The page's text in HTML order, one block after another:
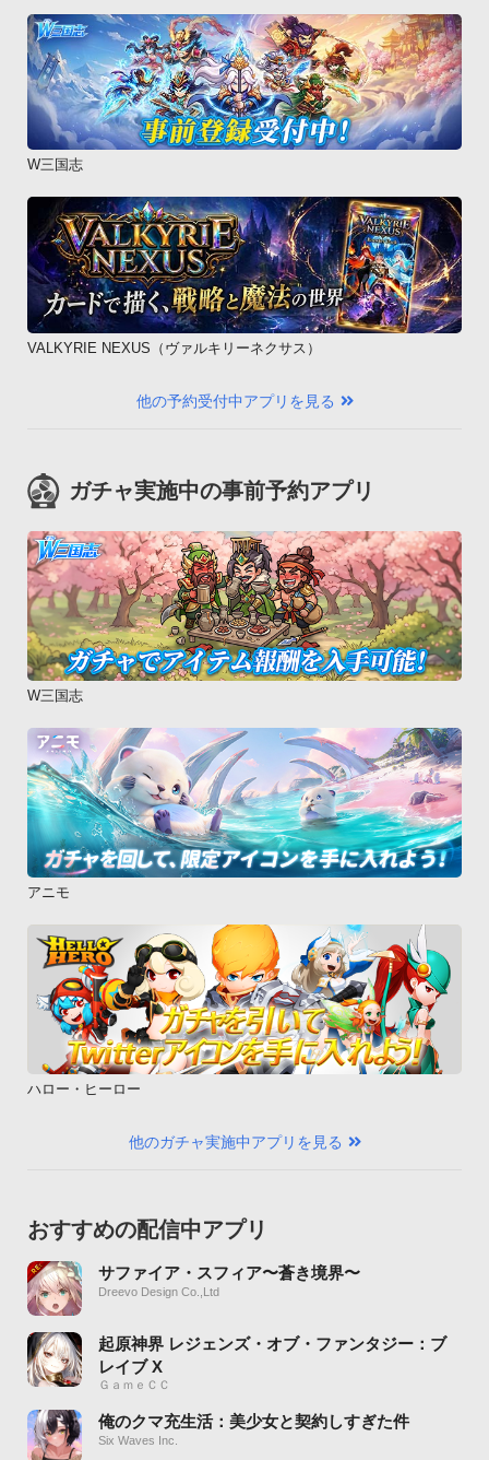
W三国志
VALKYRIE NEXUS（ヴァルキリーネクサス）
他の予約受付中アプリを見る
ガチャ実施中の事前予約アプリ
W三国志
アニモ
ハロー・ヒーロー
他のガチャ実施中アプリを見る
おすすめの配信中アプリ
サファイア・スフィア〜蒼き境界〜
Dreevo Design Co.,Ltd
起原神界 レジェンズ・オブ・ファンタジー：ブ
レイブ X
ＧａｍｅＣＣ
俺のクマ充生活：美少女と契約しすぎた件
Six Waves Inc.